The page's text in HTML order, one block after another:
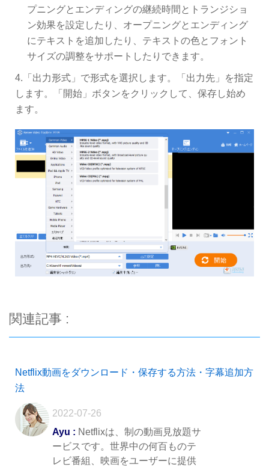
プニングとエンディングの継続時間とトランジショ
ン効果を設定したり、オープニングとエンディング
にテキストを追加したり、テキストの色とフォント
サイズの調整をサポートしたりできます。
4.「出力形式」で形式を選択します。「出力先」を指定
します。「開始」ボタンをクリックして、保存し始め
ます。
関連記事 :
Netflix動画をダウンロード・保存する方法・字幕追加方
法
2022-07-26
Ayu : Netflixは、制の動画見放題サ
ービスです。世界中の何百ものテ
レビ番組、映画をユーザーに提供